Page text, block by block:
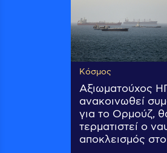
Κόσμος
Αξιωματούχος
ανακοινωθεί
για το Ορμούζ,
τερματιστεί ο
αποκλεισμός